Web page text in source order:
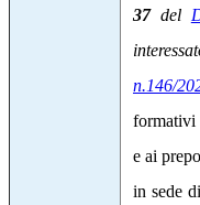
37del
n.146/
formativi
e ai
in sede